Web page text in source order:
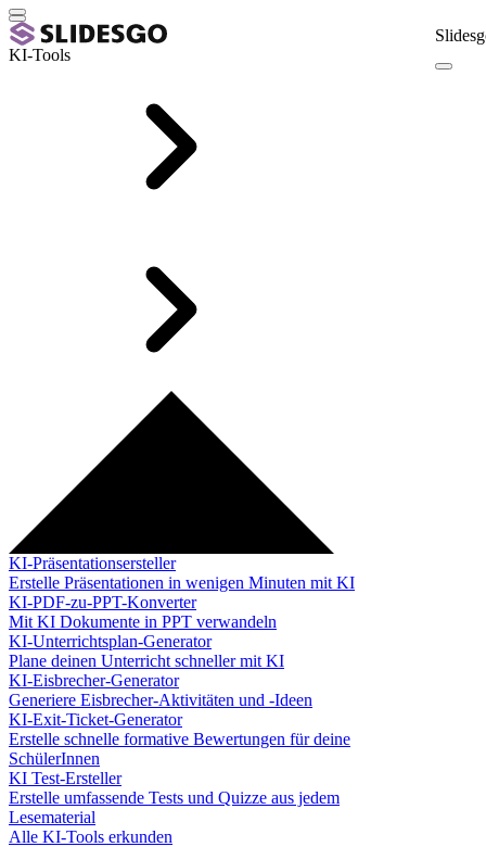
KI-Tools
KI-Präsentationsersteller
Erstelle Präsentationen in wenigen Minuten mit KI
KI-PDF-zu-PPT-Konverter
Mit KI Dokumente in PPT verwandeln
KI-Unterrichtsplan-Generator
Plane deinen Unterricht schneller mit KI
KI-Eisbrecher-Generator
Generiere Eisbrecher-Aktivitäten und -Ideen
KI-Exit-Ticket-Generator
Erstelle schnelle formative Bewertungen für deine
SchülerInnen
KI Test-Ersteller
Erstelle umfassende Tests und Quizze aus jedem
Lesematerial
Alle KI-Tools erkunden